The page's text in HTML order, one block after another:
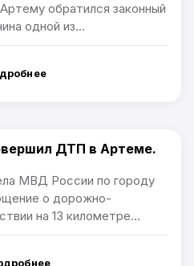
обратился законный
одной из...
ДТП в Артеме.
МВД России по городу
о дорожно-
на 13 километре...